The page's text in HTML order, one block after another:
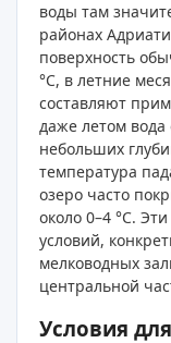
воды там
районах
поверхность
°C, в летние
составляют
даже летом
небольших
температура
озеро часто
около 0–4 °C.
условий,
мелководных
центральной
Условия